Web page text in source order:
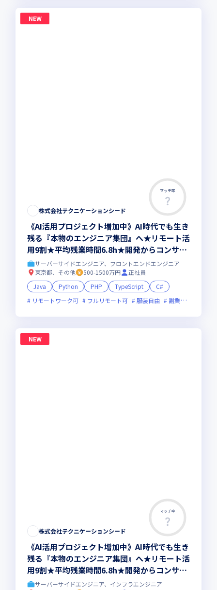
NEW
マッチ率
株式会社テクニケーションシード
《AI活用プロジェクト増加中》AI時代でも生き
残る『本物のエンジニア集団』へ★リモート活
用9割★平均残業時間6.8h★開発からコンサル
領域まで、一気通貫でキャリアを作りたいあな
たにオススメの環境です！
サーバーサイドエンジニア、フロントエンドエンジニア
東京都、その他
500-1500万円
正社員
Java
Python PHP TypeScript
C#
リモートワーク可
フルリモート可 服装自由 副業可
NEW
マッチ率
株式会社テクニケーションシード
《AI活用プロジェクト増加中》AI時代でも生き
残る『本物のエンジニア集団』へ★リモート活
用9割★平均残業時間6.8h★開発からコンサル
領域まで、一気通貫でキャリアを作りたいあな
サーバーサイドエンジニア、インフラエンジニア